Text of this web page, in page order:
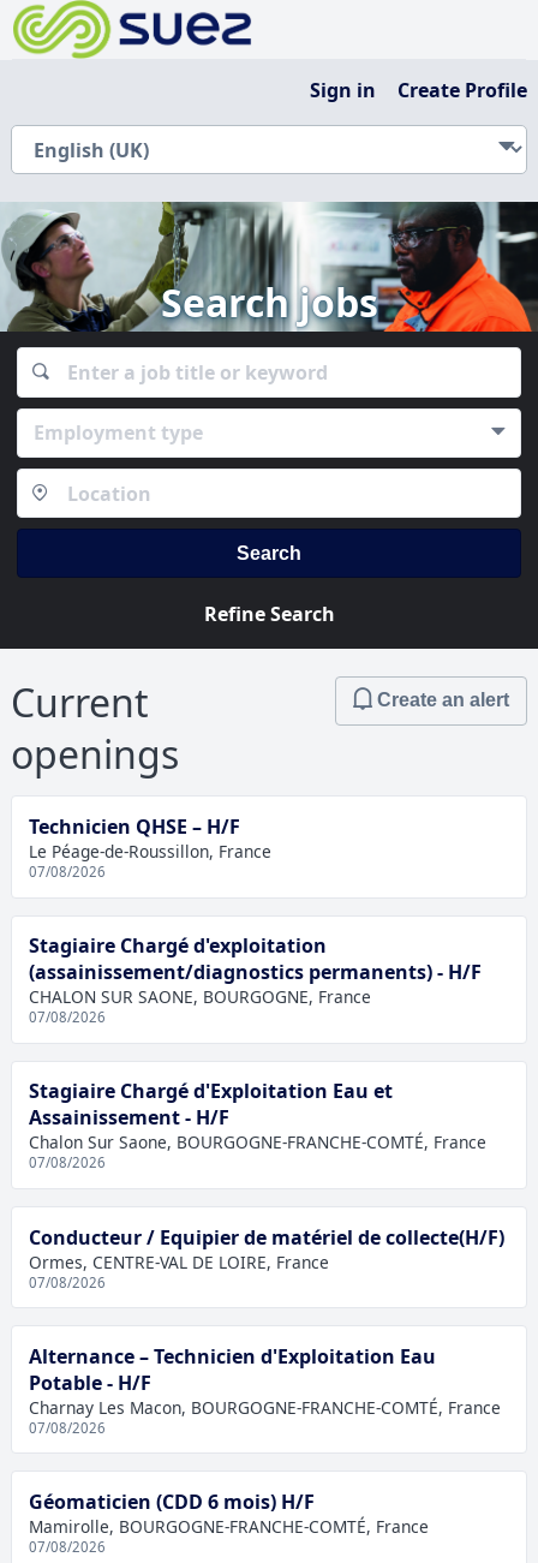
Sign in Create Profile
Search jobs
Employment type
Search
Refine Search
Current
openings
Create an alert
Technicien QHSE – H/F
Le Péage-de-Roussillon, France
07/08/2026
Stagiaire Chargé d'exploitation
(assainissement/diagnostics permanents) - H/F
CHALON SUR SAONE, BOURGOGNE, France
07/08/2026
Stagiaire Chargé d'Exploitation Eau et
Assainissement - H/F
Chalon Sur Saone, BOURGOGNE-FRANCHE-COMTÉ, France
07/08/2026
Conducteur / Equipier de matériel de collecte(H/F)
Ormes, CENTRE-VAL DE LOIRE, France
07/08/2026
Alternance – Technicien d'Exploitation Eau
Potable - H/F
Charnay Les Macon, BOURGOGNE-FRANCHE-COMTÉ, France
07/08/2026
Géomaticien (CDD 6 mois) H/F
Mamirolle, BOURGOGNE-FRANCHE-COMTÉ, France
07/08/2026